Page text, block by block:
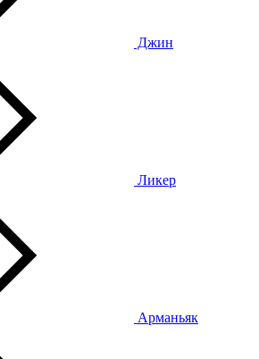
Джин
Ликер
Арманьяк